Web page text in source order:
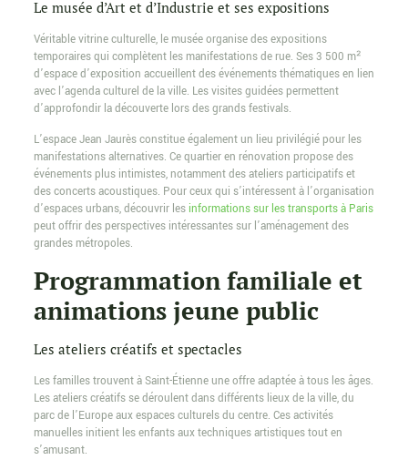
Le musée d’Art et d’Industrie et ses expositions
Véritable vitrine culturelle, le musée organise des expositions
temporaires qui complètent les manifestations de rue. Ses 3 500 m²
d’espace d’exposition accueillent des événements thématiques en lien
avec l’agenda culturel de la ville. Les visites guidées permettent
d’approfondir la découverte lors des grands festivals.
L’espace Jean Jaurès constitue également un lieu privilégié pour les
manifestations alternatives. Ce quartier en rénovation propose des
événements plus intimistes, notamment des ateliers participatifs et
des concerts acoustiques. Pour ceux qui s’intéressent à l’organisation
d’espaces urbans, découvrir les informations sur les transports à Paris
peut offrir des perspectives intéressantes sur l’aménagement des
grandes métropoles.
Programmation familiale et
animations jeune public
Les ateliers créatifs et spectacles
Les familles trouvent à Saint-Étienne une offre adaptée à tous les âges.
Les ateliers créatifs se déroulent dans différents lieux de la ville, du
parc de l’Europe aux espaces culturels du centre. Ces activités
manuelles initient les enfants aux techniques artistiques tout en
s’amusant.